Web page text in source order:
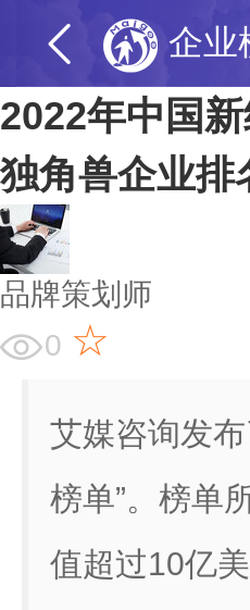
企业
2022年中国
独角兽企业排
品牌策划师
0 ☆
艾媒咨询发
榜单”。榜单
值超过10亿